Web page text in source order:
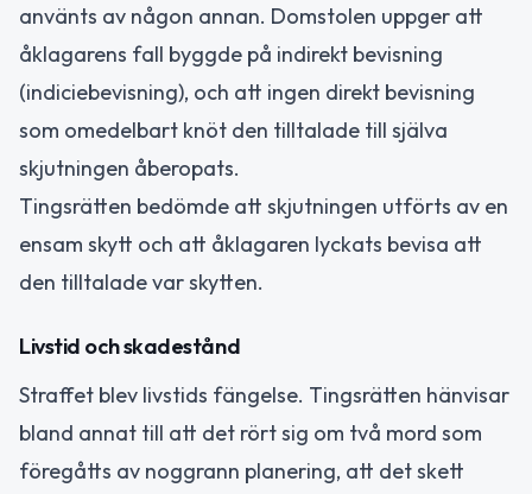
använts av någon annan. Domstolen uppger att
åklagarens fall byggde på indirekt bevisning
(indiciebevisning), och att ingen direkt bevisning
som omedelbart knöt den tilltalade till själva
skjutningen åberopats.
Tingsrätten bedömde att skjutningen utförts av en
ensam skytt och att åklagaren lyckats bevisa att
den tilltalade var skytten.
Livstid och skadestånd
Straffet blev livstids fängelse. Tingsrätten hänvisar
bland annat till att det rört sig om två mord som
föregåtts av noggrann planering, att det skett